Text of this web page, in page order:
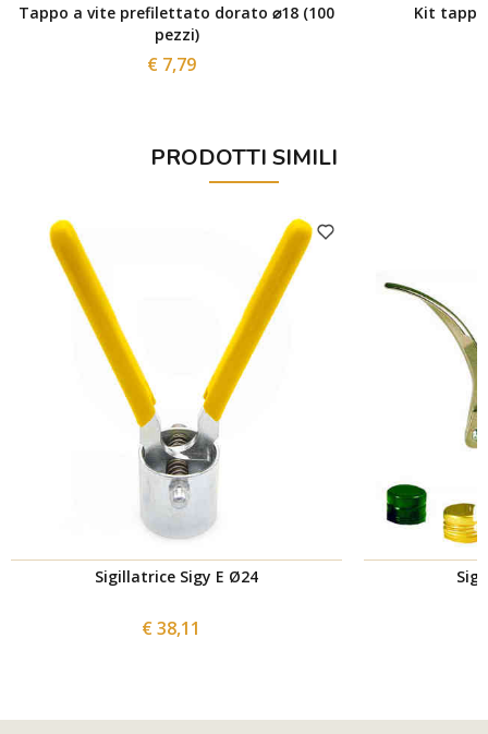
Tappo a vite prefilettato dorato ⌀18 (100
pezzi)
€ 7,79
Kit tappo
PRODOTTI SIMILI
Sigillatrice Sigy E Ø24
€ 38,11